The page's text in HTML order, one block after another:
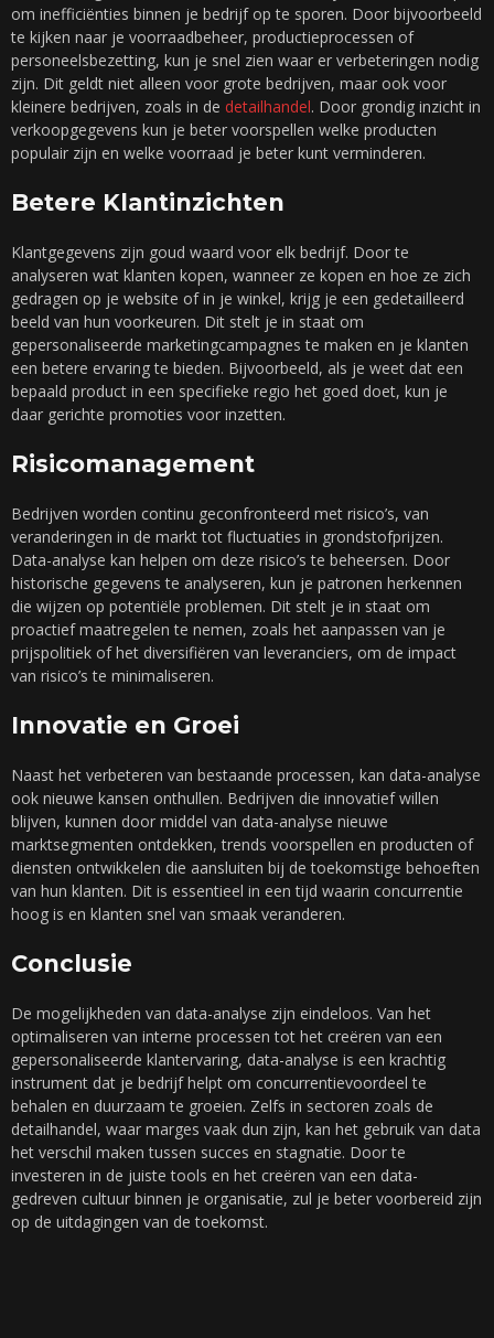
om inefficiënties binnen je bedrijf op te sporen. Door bijvoorbeeld
te kijken naar je voorraadbeheer, productieprocessen of
personeelsbezetting, kun je snel zien waar er verbeteringen nodig
zijn. Dit geldt niet alleen voor grote bedrijven, maar ook voor
kleinere bedrijven, zoals in de detailhandel. Door grondig inzicht in
verkoopgegevens kun je beter voorspellen welke producten
populair zijn en welke voorraad je beter kunt verminderen.
Betere Klantinzichten
Klantgegevens zijn goud waard voor elk bedrijf. Door te
analyseren wat klanten kopen, wanneer ze kopen en hoe ze zich
gedragen op je website of in je winkel, krijg je een gedetailleerd
beeld van hun voorkeuren. Dit stelt je in staat om
gepersonaliseerde marketingcampagnes te maken en je klanten
een betere ervaring te bieden. Bijvoorbeeld, als je weet dat een
bepaald product in een specifieke regio het goed doet, kun je
daar gerichte promoties voor inzetten.
Risicomanagement
Bedrijven worden continu geconfronteerd met risico’s, van
veranderingen in de markt tot fluctuaties in grondstofprijzen.
Data-analyse kan helpen om deze risico’s te beheersen. Door
historische gegevens te analyseren, kun je patronen herkennen
die wijzen op potentiële problemen. Dit stelt je in staat om
proactief maatregelen te nemen, zoals het aanpassen van je
prijspolitiek of het diversifiëren van leveranciers, om de impact
van risico’s te minimaliseren.
Innovatie en Groei
Naast het verbeteren van bestaande processen, kan data-analyse
ook nieuwe kansen onthullen. Bedrijven die innovatief willen
blijven, kunnen door middel van data-analyse nieuwe
marktsegmenten ontdekken, trends voorspellen en producten of
diensten ontwikkelen die aansluiten bij de toekomstige behoeften
van hun klanten. Dit is essentieel in een tijd waarin concurrentie
hoog is en klanten snel van smaak veranderen.
Conclusie
De mogelijkheden van data-analyse zijn eindeloos. Van het
optimaliseren van interne processen tot het creëren van een
gepersonaliseerde klantervaring, data-analyse is een krachtig
instrument dat je bedrijf helpt om concurrentievoordeel te
behalen en duurzaam te groeien. Zelfs in sectoren zoals de
detailhandel, waar marges vaak dun zijn, kan het gebruik van data
het verschil maken tussen succes en stagnatie. Door te
investeren in de juiste tools en het creëren van een data-
gedreven cultuur binnen je organisatie, zul je beter voorbereid zijn
op de uitdagingen van de toekomst.